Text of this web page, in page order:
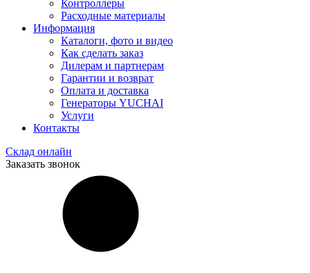
Контроллеры
Расходные материалы
Информация
Каталоги, фото и видео
Как сделать заказ
Дилерам и партнерам
Гарантии и возврат
Оплата и доставка
Генераторы YUCHAI
Услуги
Контакты
Склад онлайн
Заказать звонок